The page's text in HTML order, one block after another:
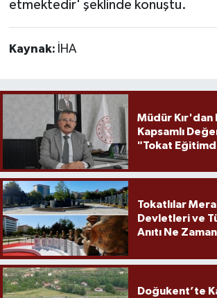
etmektedir' şeklinde konuştu.
Kaynak: İHA
Müdür Kır'dan
Kapsamlı
"Tokat
Tokatlılar
Devletleri ve
Anıtı Ne
Doğukent’te